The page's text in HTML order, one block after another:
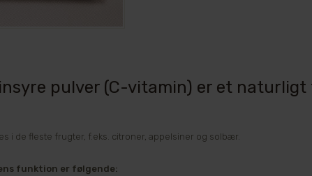
pulver (C-vitamin) er et naturligt
i de fleste frugter, f.eks. citroner, appelsiner og solbær.
funktion er følgende: